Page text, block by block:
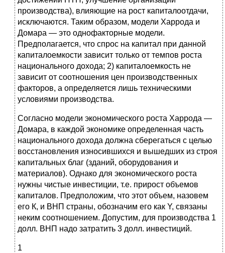
производства), влияющие на рост капиталоотдачи,
исключаются. Таким образом, модели Харрода и
Домара — это однофакторные модели.
Предполагается, что спрос на капитал при данной
капиталоемкости зависит только от темпов роста
национального дохода; 2) капиталоемкость не
зависит от соотношения цен производственных
факторов, а определяется лишь техническими
условиями производства.
Согласно модели экономического роста Харрода —
Домара, в каждой экономике определенная часть
национального дохода должна сберегаться с целью
восстановления износившихся и вышедших из строя
капитальных благ (зданий, оборудования и
материалов). Однако для экономического роста
нужны чистые инвестиции, т.е. прирост объемов
капиталов. Предположим, что этот объем, назовем
его К, и ВНП страны, обозначим его как Y, связаны
неким соотношением. Допустим, для производства 1
долл. ВНП надо затратить 3 долл. инвестиций.
1